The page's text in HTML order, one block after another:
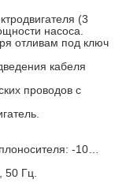
(3
насоса.
отливам под ключ
кабеля
проводов с
-10…
50 Гц.